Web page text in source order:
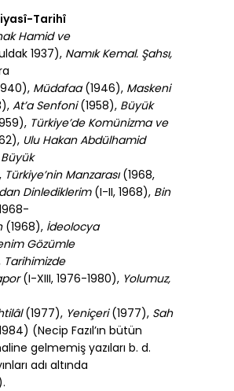
Tarihî
Hamid ve
1937), Namık Kemal. Şahsı,
Müdafaa(1946), Maskeni
At’a Senfoni(1958), Büyük
Türkiye’de Komünizma ve
Ulu Hakan Abdülhamid
Büyük
Türkiye’nin Manzarası(1968,
Dinlediklerim(I-II, 1968), Bin
(1968), İdeolocya
Gözümle
Tarihimizde
(I-XIII, 1976-1980), Yolumuz,
(1977), Yeniçeri(1977), Sah
(Necip Fazıl’ın bütün
gelmemiş yazıları b. d.
adı altında